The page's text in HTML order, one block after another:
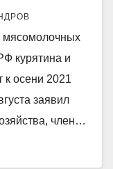
мясомолочных
курятина и
к осени 2021
заявил
член…